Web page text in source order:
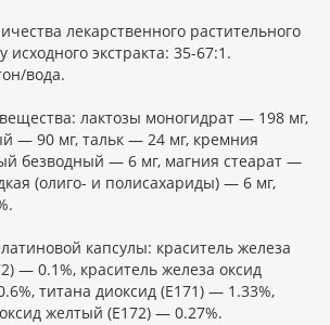
лекарственного растительного
исходного экстракта: 35-67:1.
вода.
лактозы моногидрат — 198 мг,
— 90 мг, тальк — 24 мг, кремния
безводный — 6 мг, магния стеарат —
(олиго- и полисахариды) — 6 мг,
капсулы: краситель железа
— 0.1%, краситель железа оксид
титана диоксид (Е171) — 1.33%,
желтый (Е172) — 0.27%.